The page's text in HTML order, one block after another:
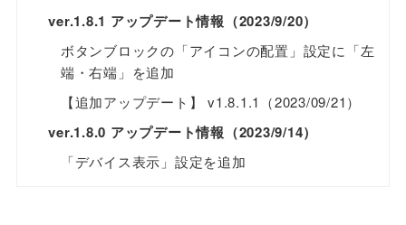
ver.1.8.1 アップデート情報（2023/9/20）
ボタンブロックの「アイコンの配置」設定に「左
端・右端」を追加
【追加アップデート】 v1.8.1.1（2023/09/21）
ver.1.8.0 アップデート情報（2023/9/14）
「デバイス表示」設定を追加